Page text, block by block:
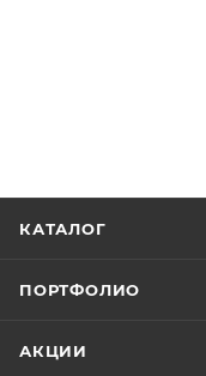
КАТАЛОГ
ПОРТФОЛИО
АКЦИИ